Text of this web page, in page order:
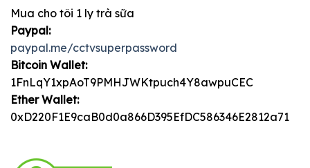
Mua cho tôi 1 ly trà sữa
Paypal:
paypal.me/cctvsuperpassword
Bitcoin Wallet:
1FnLqY1xpAoT9PMHJWKtpuch4Y8awpuCEC
Ether Wallet:
0xD220F1E9caB0d0a866D395EfDC586346E2812a71